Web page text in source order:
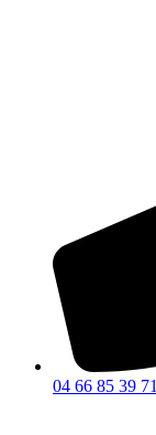
04 66 85 39 71